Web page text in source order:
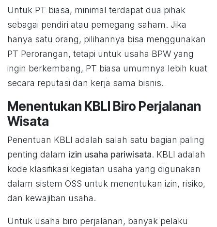
Untuk PT biasa, minimal terdapat dua pihak
sebagai pendiri atau pemegang saham. Jika
hanya satu orang, pilihannya bisa menggunakan
PT Perorangan, tetapi untuk usaha BPW yang
ingin berkembang, PT biasa umumnya lebih kuat
secara reputasi dan kerja sama bisnis.
Menentukan KBLI Biro Perjalanan
Wisata
Penentuan KBLI adalah salah satu bagian paling
penting dalam izin usaha pariwisata. KBLI adalah
kode klasifikasi kegiatan usaha yang digunakan
dalam sistem OSS untuk menentukan izin, risiko,
dan kewajiban usaha.
Untuk usaha biro perjalanan, banyak pelaku